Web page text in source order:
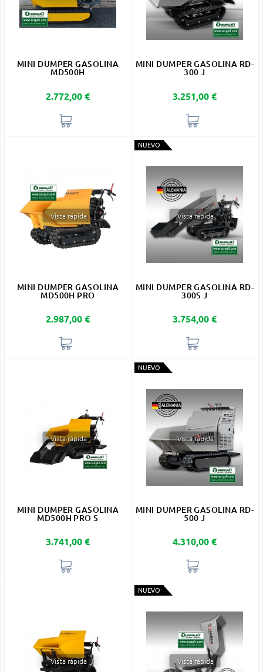
MINI DUMPER GASOLINA
MD500H
Precio
2.772,00 €
MINI DUMPER GASOLINA RD-
300 J
Precio
3.251,00 €
Vista rápida
MINI DUMPER GASOLINA
MD500H PRO
Precio
2.987,00 €
NUEVO
Vista rápida
MINI DUMPER GASOLINA RD-
300S J
Precio
3.754,00 €
Vista rápida
MINI DUMPER GASOLINA
MD500H PRO S
Precio
3.741,00 €
NUEVO
Vista rápida
MINI DUMPER GASOLINA RD-
500 J
Precio
4.310,00 €
Vista rápida
NUEVO
Vista rápida